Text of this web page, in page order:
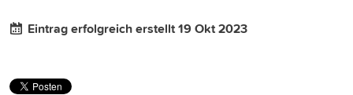
Eintrag erfolgreich erstellt 19 Okt 2023